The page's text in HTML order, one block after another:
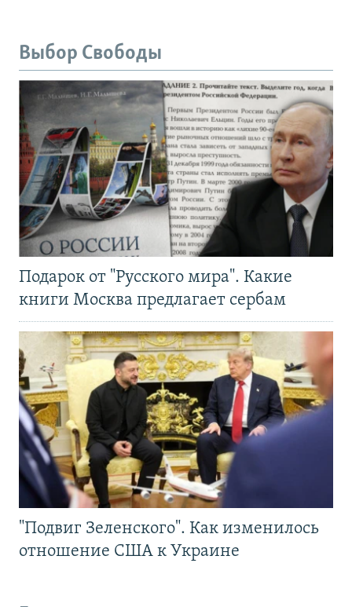
Выбор Свободы
Подарок от "Русского мира". Какие
книги Москва предлагает сербам
"Подвиг Зеленского". Как изменилось
отношение США к Украине